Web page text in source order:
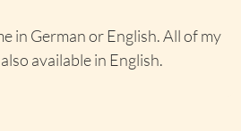
in German or English. All of my
available in English.